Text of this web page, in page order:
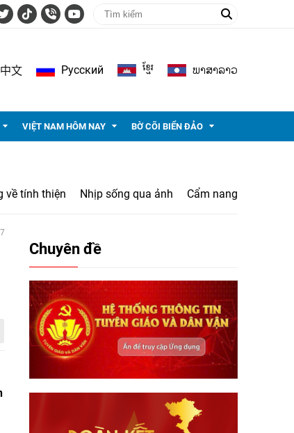
中文 Pусский ខ្មែរ ພາ​ສາ​ລາວ
VIỆT NAM HÔM NAY BỜ CÕI BIỂN ĐẢO
về tính thiện Nhịp sống qua ảnh Cẩm nang
Chuyên đề